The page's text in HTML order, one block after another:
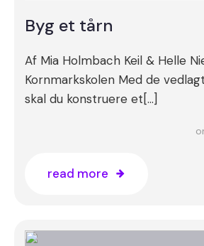
Byg et tårn
Af Mia Holmbach Keil & Helle
Kornmarkskolen Med de
skal du konstruere et[…]
read more